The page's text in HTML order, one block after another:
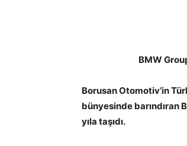
BMW
Borusan Otomotiv’in
bünyesinde barındıran
yıla taşıdı.